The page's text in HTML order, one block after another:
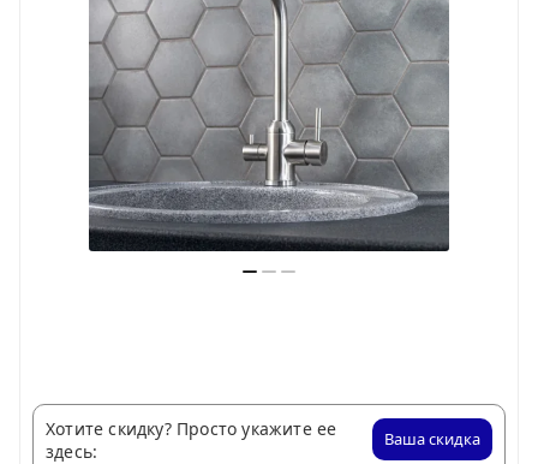
Хотите скидку? Просто укажите ее
здесь:
Ваша скидка